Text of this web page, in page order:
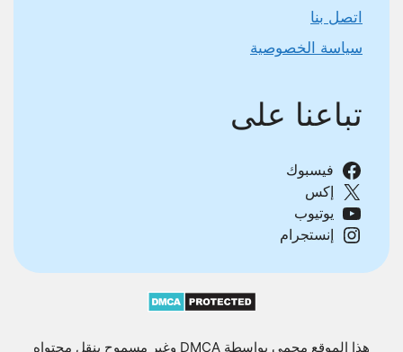
اتصل بنا
سياسة الخصوصية
تباعنا على
فيسبوك
إكس
يوتيوب
إنستجرام
هذا الموقع محمي بواسطة DMCA وغير مسموح بنقل محتواه